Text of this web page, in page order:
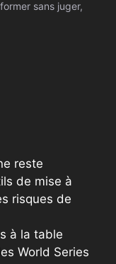
sans juger,
reste
de mise à
risques de
à la table
World Series